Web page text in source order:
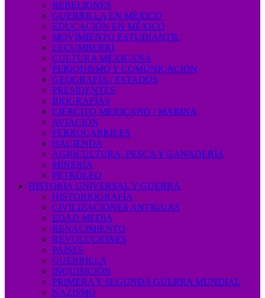
REBELIONES
GUERRILLA EN MÉXICO
EDUCACIÓN EN MÉXICO
MOVIMIENTO ESTUDIANTIL
LECUMBERRI
CULTURA MEXICANA
PERIODISMO Y COMUNICACIÓN
GEOGRAFÍA / ESTADOS
PRESIDENTES
BIOGRAFÍAS
EJÉRCITO MEXICANO / MARINA
AVIACIÓN
FERROCARRILES
HACIENDA
AGRICULTURA, PESCA Y GANADERÍA
MINERÍA
PETRÓLEO
HISTORIA UNIVERSAL Y GUERRA
HISTORIOGRAFÍA
CIVILIZACIONES ANTIGUAS
EDAD MEDIA
RENACIMIENTO
REVOLUCIONES
PAÍSES
GUERRILLA
INQUISICIÓN
PRIMERA Y SEGUNDA GUERRA MUNDIAL
NAZISMO